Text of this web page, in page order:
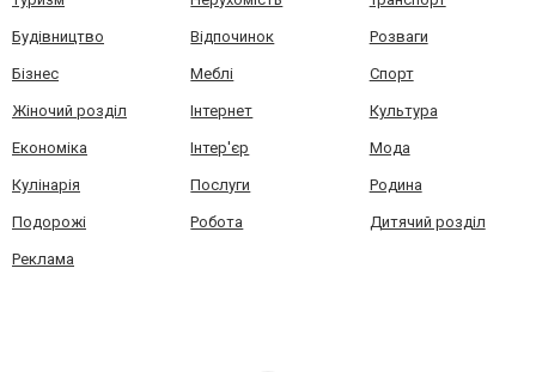
Будівництво Відпочинок Розваги
Бізнес Меблі Спорт
Жіночий розділ Інтернет Культура
Економіка Інтер'єр Мода
Кулінарія Послуги Родина
Подорожі Робота Дитячий розділ
Реклама